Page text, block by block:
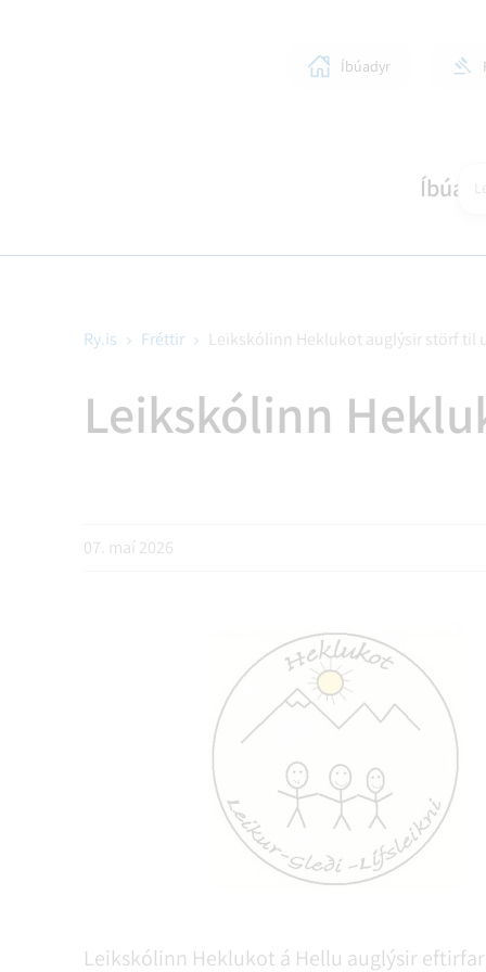
Íbúar
Íbúadyr
Ry.is Fréttir Leikskólinn Heklukot auglýsir störf til
Leikskólinn
07. maí 2026
Leikskólinn Heklukot á Hellu auglýsir